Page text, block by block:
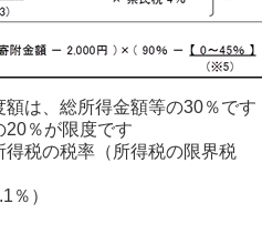
は、総所得金額等の30％です
20％が限度です
税の税率（所得税の限界税
％）